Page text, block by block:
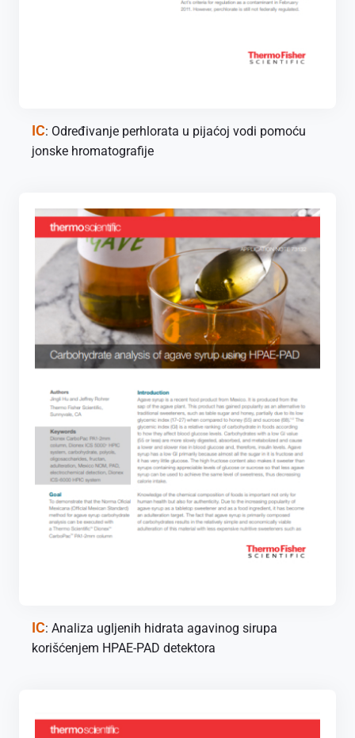
IC: Određivanje perhlorata u pijaćoj vodi pomoću
jonske hromatografije
IC: Analiza ugljenih hidrata agavinog sirupa
korišćenjem HPAE-PAD detektora